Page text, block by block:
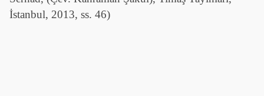
İstanbul, 2013, ss. 46)